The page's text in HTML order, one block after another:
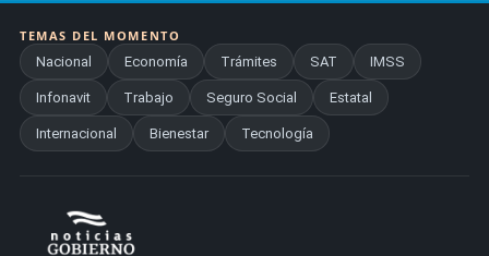
TEMAS DEL MOMENTO
Nacional
Economía Trámites SAT IMSS
Infonavit Trabajo Seguro Social Estatal
Internacional Bienestar Tecnología